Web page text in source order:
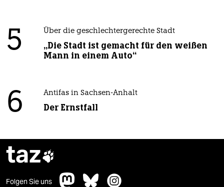
5 Über die geschlechtergerechte Stadt
„Die Stadt ist gemacht für den weißen
Mann in einem Auto“
6 Antifas in Sachsen-Anhalt
Der Ernstfall
taz
Folgen Sie uns